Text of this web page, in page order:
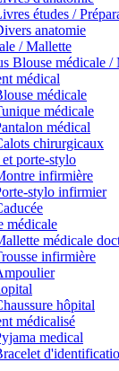
études /
anatomie
/ Mallette
Blouse médicale /
médical
médicale
médicale
médical
chirurgicaux
porte-stylo
infirmière
stylo infirmier
médicale
médicale
infirmière
hôpital
médicalisé
medical